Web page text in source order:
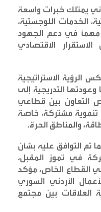
يمتلك خبرات واسعة
الخدمات اللوجستية،
مهمًا في دعم الجهود
الاستقرار الاقتصادي
الرؤية الاستراتيجية
التدريجية إلى
التعاون بين قطاعي
تنموية مشتركة، خاصة
والمناطق الحرة.
تم التوافق عليه بشأن
في تموز المقبل،
القطاع الخاص، مؤكد
الأردني السوري
العلاقات بين مجتمع